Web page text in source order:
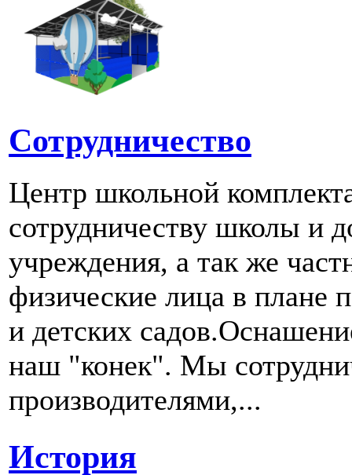
Сотрудничество
Центр школьной
сотрудничеству школы и
учреждения, а так же
физические лица в плане
и детских
наш "конек". Мы
производителями,...
История